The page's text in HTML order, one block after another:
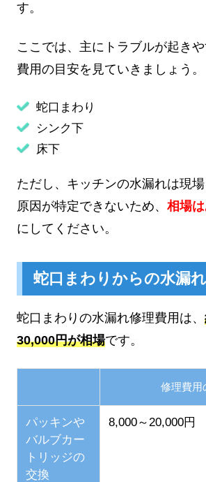
す。
ここでは、主にトラブルが起き
費用の目安を見ていきましょう。
蛇口まわり
シンク下
床下
ただし、キッチンの水漏れは現
原因が特定できないため、 相場
にしてください。
蛇口まわりからの水漏れ
蛇口まわりの水漏れ修理費用は、
30,000円が相場です。
修理費用
パッキンや
バルブカー
トリッジの
交換
8,000～20,000円